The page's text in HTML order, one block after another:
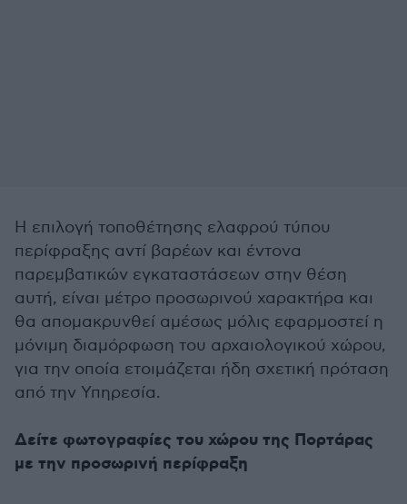
Η επιλογή τοποθέτησης ελαφρού τύπου
περίφραξης αντί βαρέων και έντονα
παρεμβατικών εγκαταστάσεων στην θέση
αυτή, είναι μέτρο προσωρινού χαρακτήρα και
θα απομακρυνθεί αμέσως μόλις εφαρμοστεί η
μόνιμη διαμόρφωση του αρχαιολογικού χώρου,
για την οποία ετοιμάζεται ήδη σχετική πρόταση
από την Υπηρεσία.
Δείτε φωτογραφίες του χώρου της Πορτάρας
με την προσωρινή περίφραξη